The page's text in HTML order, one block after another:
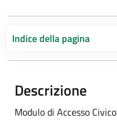
Indice della pagina
Descrizione
Modulo di Accesso Civico